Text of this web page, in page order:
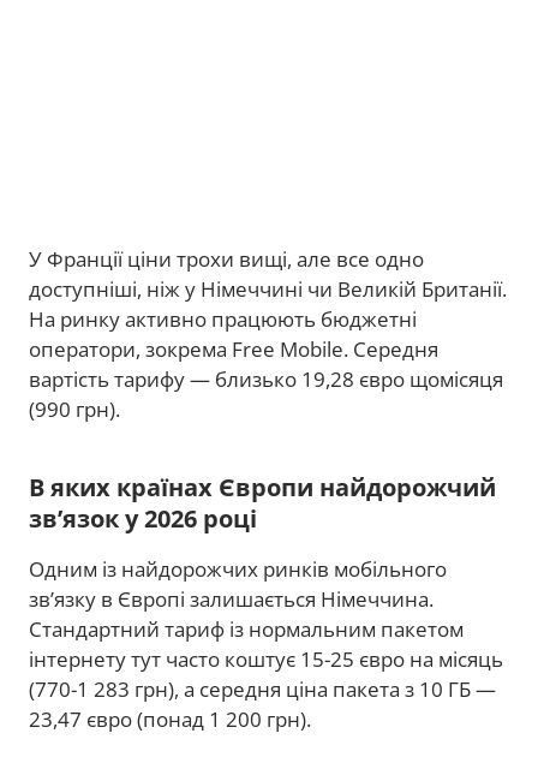
У Франції ціни трохи вищі, але все одно
доступніші, ніж у Німеччині чи Великій Британії.
На ринку активно працюють бюджетні
оператори, зокрема Free Mobile. Середня
вартість тарифу — близько 19,28 євро щомісяця
(990 грн).
В яких країнах Європи найдорожчий
зв’язок у 2026 році
Одним із найдорожчих ринків мобільного
зв’язку в Європі залишається Німеччина.
Стандартний тариф із нормальним пакетом
інтернету тут часто коштує 15-25 євро на місяць
(770-1 283 грн), а середня ціна пакета з 10 ГБ —
23,47 євро (понад 1 200 грн).